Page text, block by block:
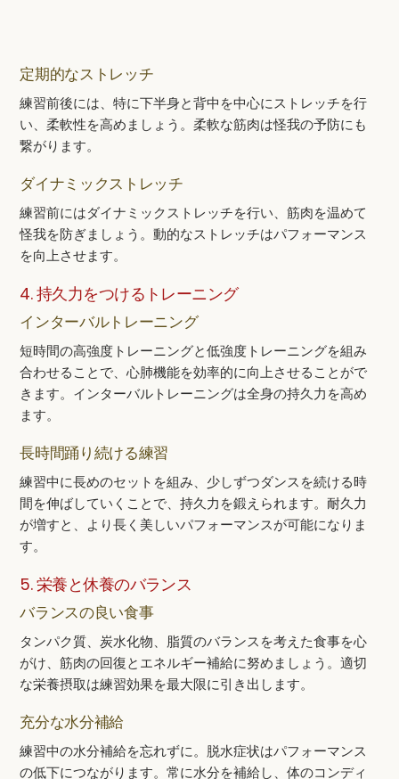
定期的なストレッチ
練習前後には、特に下半身と背中を中心にストレッチを行
い、柔軟性を高めましょう。柔軟な筋肉は怪我の予防にも
繋がります。
ダイナミックストレッチ
練習前にはダイナミックストレッチを行い、筋肉を温めて
怪我を防ぎましょう。動的なストレッチはパフォーマンス
を向上させます。
4. 持久力をつけるトレーニング
インターバルトレーニング
短時間の高強度トレーニングと低強度トレーニングを組み
合わせることで、心肺機能を効率的に向上させることがで
きます。インターバルトレーニングは全身の持久力を高め
ます。
長時間踊り続ける練習
練習中に長めのセットを組み、少しずつダンスを続ける時
間を伸ばしていくことで、持久力を鍛えられます。耐久力
が増すと、より長く美しいパフォーマンスが可能になりま
す。
5. 栄養と休養のバランス
バランスの良い食事
タンパク質、炭水化物、脂質のバランスを考えた食事を心
がけ、筋肉の回復とエネルギー補給に努めましょう。適切
な栄養摂取は練習効果を最大限に引き出します。
充分な水分補給
練習中の水分補給を忘れずに。脱水症状はパフォーマンス
の低下につながります。常に水分を補給し、体のコンディ